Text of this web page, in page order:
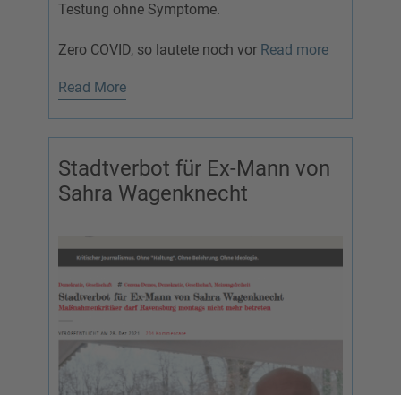
Testung ohne Symptome.
Zero COVID, so lautete noch vor Read more
Read More
Stadtverbot für Ex-Mann von
Sahra Wagenknecht